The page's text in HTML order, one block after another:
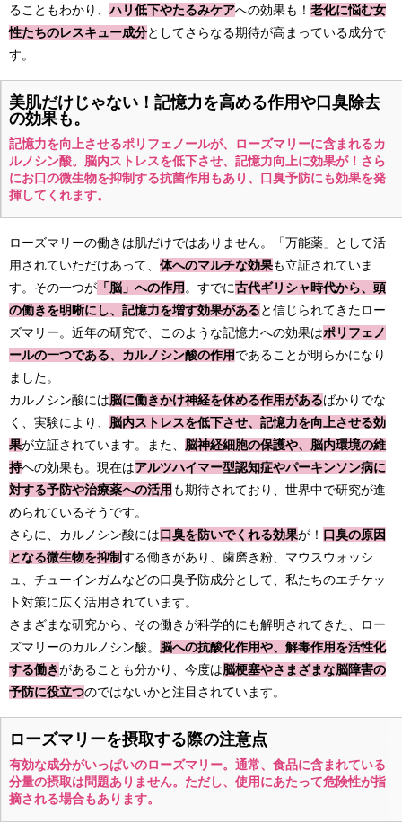
ることもわかり、ハリ低下やたるみケアへの効果も！ 老化に悩む女
性たちのレスキュー成分としてさらなる期待が高まっている成分で
す。
美肌だけじゃない！記憶力を高める作用や口臭除去
の効果も。
記憶力を向上させるポリフェノールが、ローズマリーに含まれるカ
ルノシン酸。脳内ストレスを低下させ、記憶力向上に効果が！さら
にお口の微生物を抑制する抗菌作用もあり、口臭予防にも効果を発
揮してくれます。
ローズマリーの働きは肌だけではありません。「万能薬」として活
用されていただけあって、 体へのマルチな効果も立証されていま
す。その一つが 「脳」への作用。すでに古代ギリシャ時代から、頭
の働きを明晰にし、記憶力を増す効果があると信じられてきたロー
ズマリー。近年の研究で、このような記憶力への効果はポリフェノ
ールの一つである、カルノシン酸の作用であることが明らかになり
ました。
カルノシン酸には脳に働きかけ神経を休める作用があるばかりでな
く、実験により、 脳内ストレスを低下させ、記憶力を向上させる効
果が立証されています。また、 脳神経細胞の保護や、脳内環境の維
持への効果も。現在はアルツハイマー型認知症やパーキンソン病に
対する予防や治療薬への活用 も期待されており、世界中で研究が進
められているそうです。
さらに、カルノシン酸には口臭を防いでくれる効果が！ 口臭の原因
となる微生物を抑制する働きがあり、歯磨き粉、マウスウォッシ
ュ、チューインガムなどの口臭予防成分として、私たちのエチケッ
ト対策に広く活用されています。
さまざまな研究から、その働きが科学的にも解明されてきた、ロー
ズマリーのカルノシン酸。 脳への抗酸化作用や、解毒作用を活性化
する働きがあることも分かり、今度は脳梗塞やさまざまな脳障害の
予防に役立つのではないかと注目されています。
ローズマリーを摂取する際の注意点
有効な成分がいっぱいのローズマリー。通常、食品に含まれている
分量の摂取は問題ありません。ただし、使用にあたって危険性が指
摘される場合もあります。